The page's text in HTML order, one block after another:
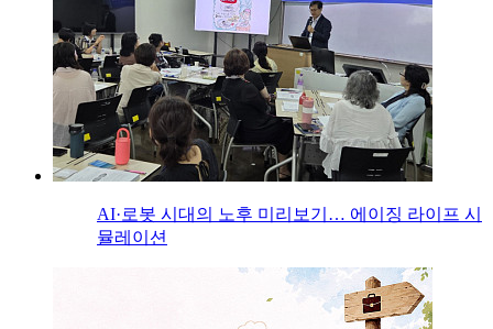
AI·로봇 시대의 노후 미리보기… 에이징 라이프 시
뮬레이션